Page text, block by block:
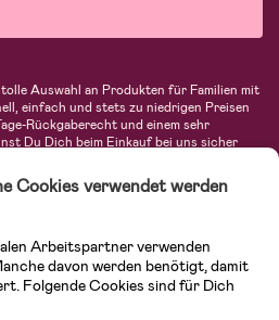
Auswahl an Produkten für Familien mit
einfach und stets zu niedrigen Preisen
Rückgaberecht und einem sehr
Du Dich beim Einkauf bei uns sicher
Produkte für Mütter und eine Menge
Spielsachen, Babyprodukte und
bekannten Herstellern wie Britax, Maxi-
und vielen mehr. Schau Dich um in
für Kinder & Babys. Willkommen!
Cookies verwendet werden
Arbeitspartner verwenden
davon werden benötigt, damit
Folgende Cookies sind für Dich